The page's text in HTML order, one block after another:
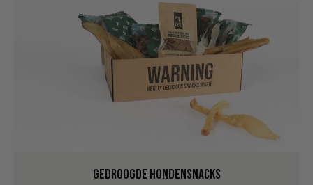
Gedroogde hondensnacks